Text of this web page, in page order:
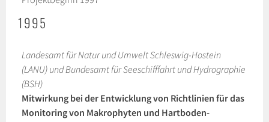
1995
Landesamt für Natur und Umwelt Schleswig-Hostein
(LANU) und Bundesamt für Seeschifffahrt und Hydrographie
(BSH)
Mitwirkung bei der Entwicklung von Richtlinien für das
Monitoring von Makrophyten und Hartboden-